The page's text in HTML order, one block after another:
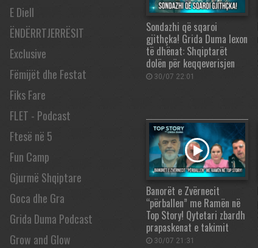
E Diell
ËNDËRRTJERRËSIT
Exclusive
Fëmijët dhe Festat
Fiks Fare
FLET - Podcast
Ftesë në 5
Fun Camp
Gjurmë Shqiptare
Goca dhe Gra
Grida Duma Podcast
Grow and Glow
Sondazhi që sqaroi
gjithçka! Grida Duma lexon
të dhënat: Shqiptarët
dolën për keqqeverisjen
30/07 22:01
Banorët e Zvërnecit
“përballen” me Ramën në
Top Story! Qytetari zbardh
prapaskenat e takimit
30/07 21:31